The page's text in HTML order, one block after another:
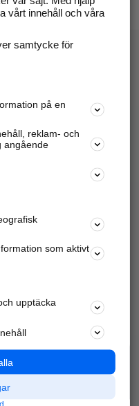
mm.
företaget
och annonsera mot
nära dig.
sökningar
vårt innehåll och våra
samtycke för
på en
reklam- och
angående
som aktivt
upptäcka